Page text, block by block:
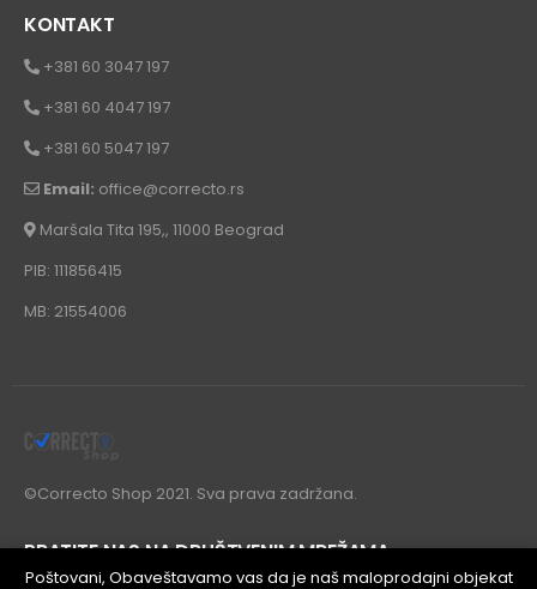
Poštovani, Obaveštavamo vas da je naš maloprodajni objekat
KONTAKT
+381 60 3047 197
+381 60 4047 197
+381 60 5047 197
Email: office@correcto.rs
Maršala Tita 195,, 11000 Beograd
PIB: 111856415
MB: 21554006
©Correcto Shop 2021. Sva prava zadržana.
PRATITE NAS NA DRUŠTVENIM MREŽAMA